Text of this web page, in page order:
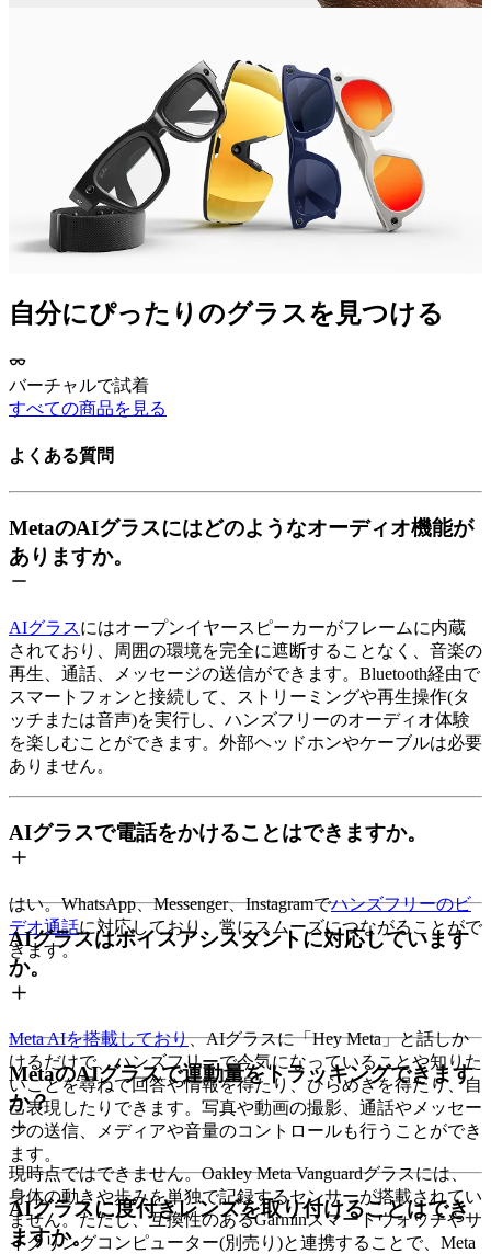
自分にぴったりのグラスを見つける
バーチャルで試着
すべての商品を見る
よくある質問
MetaのAIグラスにはどのようなオーディオ機能が
ありますか。
AIグラスにはオープンイヤースピーカーがフレームに内蔵
されており、周囲の環境を完全に遮断することなく、音楽の
再生、通話、メッセージの送信ができます。Bluetooth経由で
スマートフォンと接続して、ストリーミングや再生操作(タ
ッチまたは音声)を実行し、ハンズフリーのオーディオ体験
を楽しむことができます。外部ヘッドホンやケーブルは必要
ありません。
AIグラスで電話をかけることはできますか。
はい。WhatsApp、Messenger、Instagramでハンズフリーのビ
デオ通話に対応しており、常にスムーズにつながることがで
きます。
AIグラスはボイスアシスタントに対応しています
か。
Meta AIを搭載しており、AIグラスに「Hey Meta」と話しか
けるだけで、ハンズフリーで今気になっていることや知りた
いことを尋ねて回答や情報を得たり、ひらめきを得たり、自
己表現したりできます。写真や動画の撮影、通話やメッセー
ジの送信、メディアや音量のコントロールも行うことができ
ます。
MetaのAIグラスで運動量をトラッキングできます
か？
現時点ではできません。Oakley Meta Vanguardグラスには、
身体の動きや歩みを単独で記録するセンサーが搭載されてい
ません。ただし、互換性のあるGarminスマートウォッチやサ
イクリングコンピューター(別売り)と連携することで、Meta
AIグラスに度付きレンズを取り付けることはでき
ますか。